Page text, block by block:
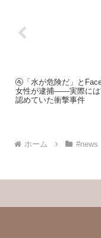
🚰「水が危険だ」と
女性が逮捕――実際には
認めていた衝撃事件
ホーム #news